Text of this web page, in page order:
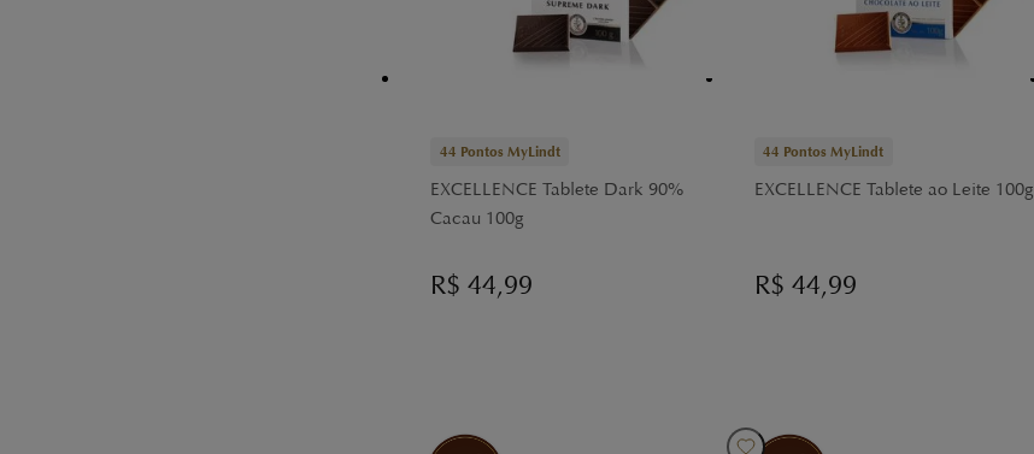
44 Pontos MyLindt
EXCELLENCE Tablete Dark 90%
Cacau 100g
R$ 44,99
44 Pontos MyLindt
EXCELLENCE Tablete ao Leite 100g
R$ 44,99